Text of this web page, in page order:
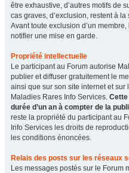
être exhaustive, d’autres motifs de
cas graves, d’exclusion, restent à
Avant toute exclusion d’un
notifier une mise en garde.
Propriété intellectuelle
Le participant au Forum autorise
publier et diffuser gratuitement le
ainsi que sur son site internet et
Maladies Rares Info Services.
durée d’un an à compter de la
reste la propriété du participant au
Info Services les droits de
les conditions énoncées.
Relais des posts sur les réseaux
Les messages postés sur le Forum